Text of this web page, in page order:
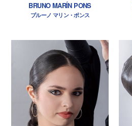
BRUNO MARÍN PONS
ブルーノ マリン・ポンス